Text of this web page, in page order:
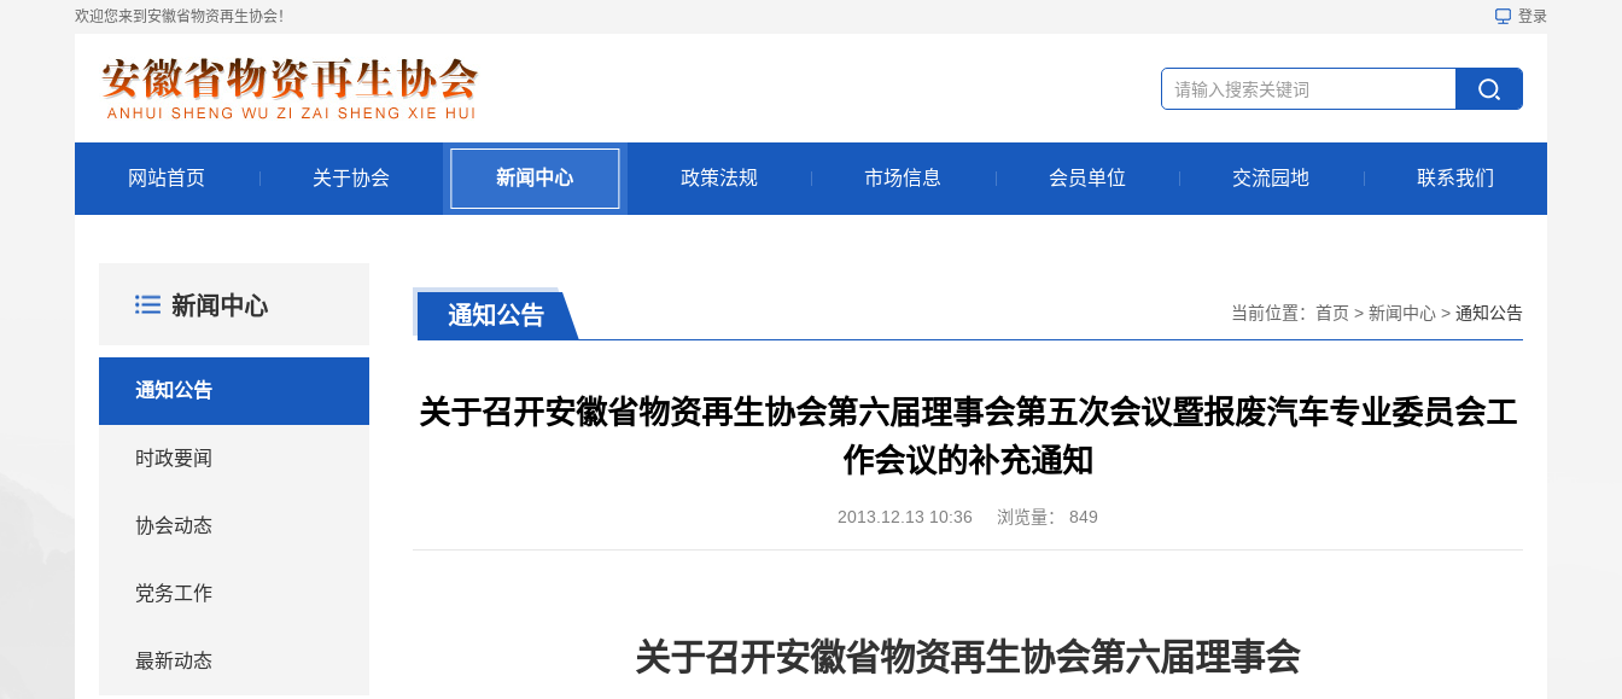
欢迎您来到安徽省物资再生协会！ 登录
网站首页 关于协会 新闻中心 政策法规 市场信息 会员单位 交流园地 联系我们
新闻中心
通知公告
时政要闻
协会动态
党务工作
最新动态
通知公告 当前位置： 首页 > 新闻中心 > 通知公告
关于召开安徽省物资再生协会第六届理事会第五次会议暨报废汽车专业委员会工
作会议的补充通知
2013.12.13 10:36 浏览量： 849
关于召开安徽省物资再生协会第六届理事会